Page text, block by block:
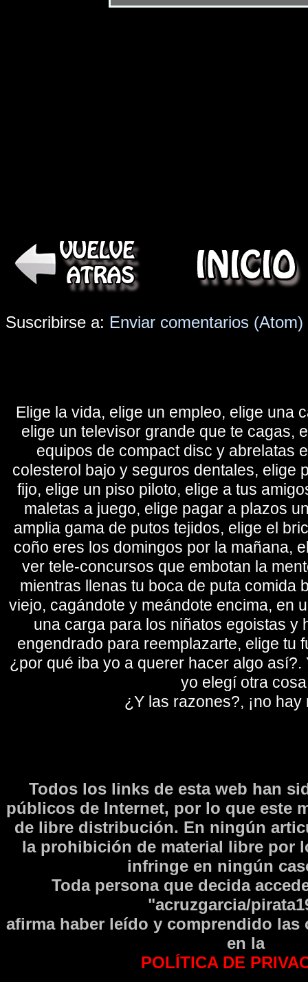
Suscribirse a: Enviar comentarios (Atom)
Elige la vida, elige un empleo, elige una
elige un televisor grande que te cagas,
equipos de compact disc y abrelatas
colesterol bajo y seguros dentales, elige
fijo, elige un piso piloto, elige a tus
maletas a juego, elige pagar a plazos
amplia gama de putos tejidos, elige el
coño eres los domingos por la mañana,
ver tele-concursos que embotan la
mientras llenas tu boca de puta comida
viejo, cagándote y meándote encima, en
una carga para los niñatos egoistas y
engendrado para reemplazarte, elige tu
¿por qué iba yo a querer hacer algo así?.
yo elegí otra
¿Y las razones?, ¡no hay
Todos los links de esta web han
públicos de Internet, por lo que este
de libre distribución. En ningún
la prohibición de material libre por
infringe en ningún
Toda persona que decida
"acruzgarcia/
afirma haber leí­do y comprendido las
en la
POLÍTICA DE